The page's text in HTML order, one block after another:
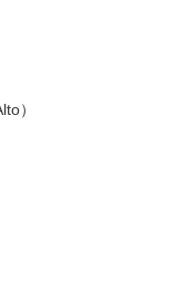
）